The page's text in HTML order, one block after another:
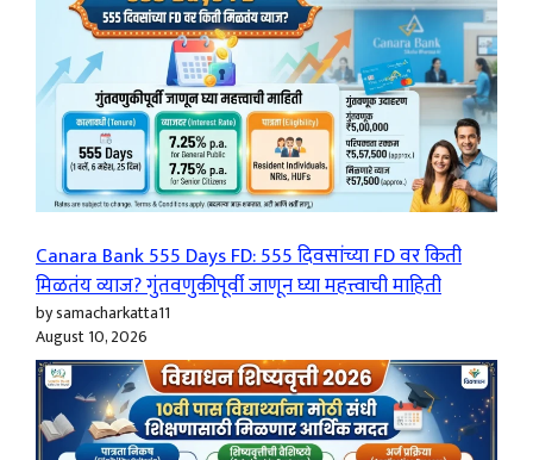
Canara Bank 555 Days FD: 555 दिवसांच्या FD वर किती
मिळतंय व्याज? गुंतवणुकीपूर्वी जाणून घ्या महत्त्वाची माहिती
by samacharkatta11
August 10, 2026